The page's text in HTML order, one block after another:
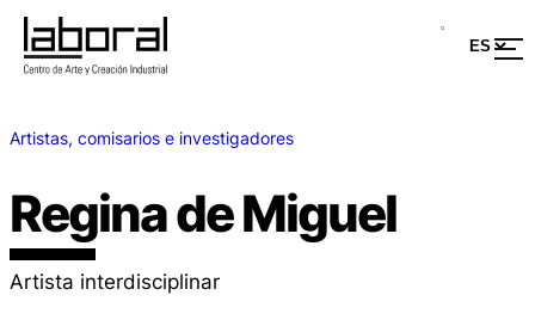
Artistas, comisarios e investigadores
Regina de Miguel
Artista interdisciplinar